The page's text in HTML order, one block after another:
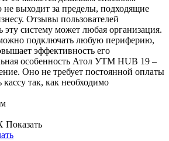
не выходит за пределы, подходящие
Отзывы пользователей
систему может любая организация.
подключать любую периферию,
эффективность его
особенность Атол УТМ HUB 19 –
Оно не требует постоянной оплаты
кассу так, как необходимо
Показать